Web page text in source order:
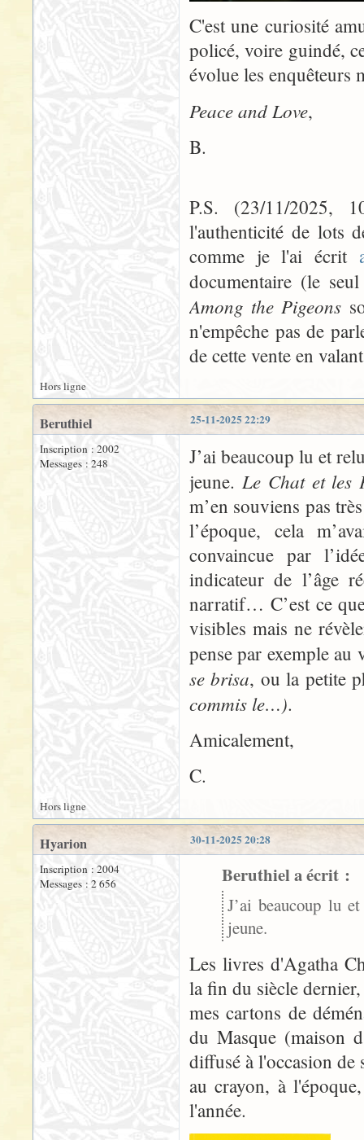
C'est une curiosité
policé, voire guindé,
évolue les enquêteurs
Peace and Love,
B.
P.S. (23/11/2025,
l'authenticité de lots
comme je l'ai écrit
documentaire (le
Among the Pigeons
n'empêche pas de
de cette vente en
Hors ligne
25-11-2025 22:29
Beruthiel
Inscription : 2002
Messages : 248
J’ai beaucoup lu et
jeune. Le Chat et les
m’en souviens pas
l’époque, cela
convaincue par
indicateur de l’âge
narratif… C’est ce
visibles mais ne
pense par exemple
se brisa, ou la petite
commis le…).
Amicalement,
C.
Hors ligne
30-11-2025 20:28
Hyarion
Inscription : 2004
Messages : 2 656
Beruthiel a écrit :
J’ai beaucoup lu
jeune.
Les livres d'Agatha
la fin du siècle
mes cartons de
du Masque (maison
diffusé à l'occasion de
au crayon, à
l'année.